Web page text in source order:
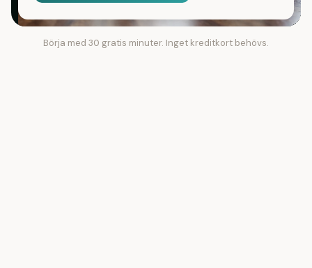
Börja med 30 gratis minuter. Inget kreditkort behövs.